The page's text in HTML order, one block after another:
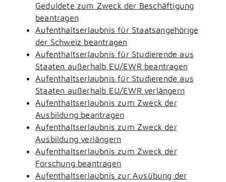
Geduldete zum Zweck der Beschäftigung
beantragen
Aufenthaltserlaubnis für Staatsangehörige
der Schweiz beantragen
Aufenthaltserlaubnis für Studierende aus
Staaten außerhalb EU/EWR beantragen
Aufenthaltserlaubnis für Studierende aus
Staaten außerhalb EU/EWR verlängern
Aufenthaltserlaubnis zum Zweck der
Ausbildung beantragen
Aufenthaltserlaubnis zum Zweck der
Ausbildung verlängern
Aufenthaltserlaubnis zum Zweck der
Forschung beantragen
Aufenthaltserlaubnis zur Ausübung der